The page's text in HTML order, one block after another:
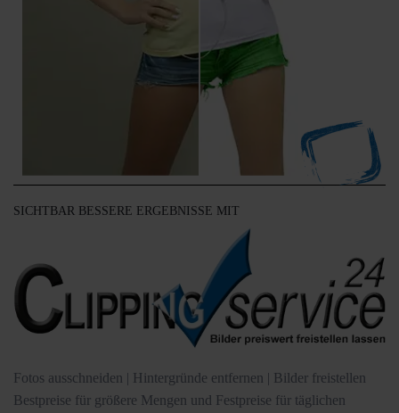
SICHTBAR BESSERE ERGEBNISSE MIT
Fotos ausschneiden | Hintergründe entfernen | Bilder freistellen
Bestpreise für größere Mengen und Festpreise für täglichen